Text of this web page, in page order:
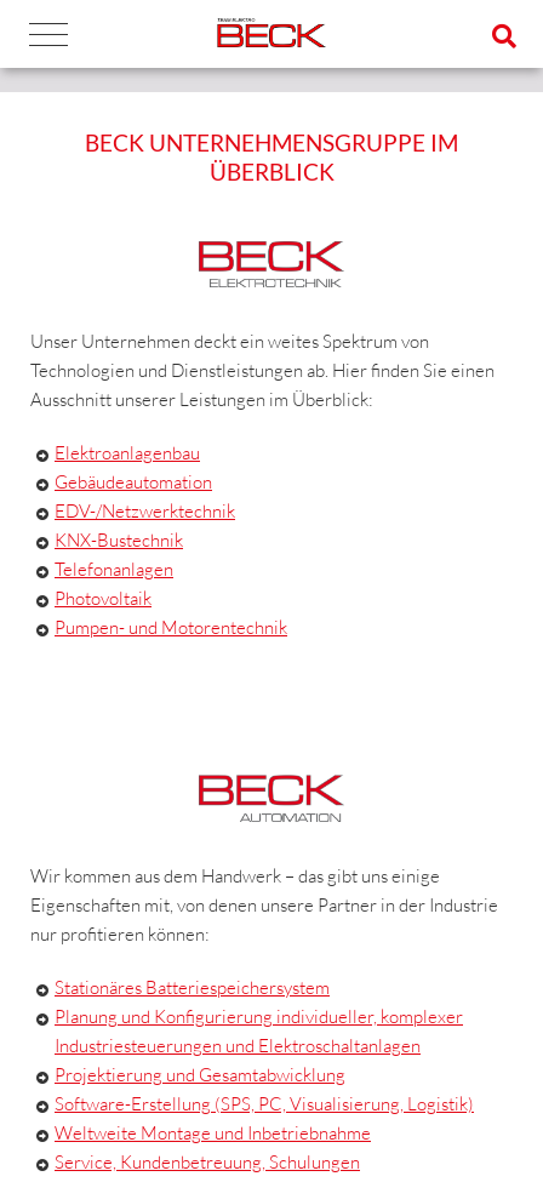
BECK UNTERNEHMENSGRUPPE IM
ÜBERBLICK
Unser Unternehmen deckt ein weites Spektrum von
Technologien und Dienstleistungen ab. Hier finden Sie einen
Ausschnitt unserer Leistungen im Überblick:
Elektroanlagenbau
Gebäudeautomation
EDV-/Netzwerktechnik
KNX-Bustechnik
Telefonanlagen
Photovoltaik
Pumpen- und Motorentechnik
Wir kommen aus dem Handwerk – das gibt uns einige
Eigenschaften mit, von denen unsere Partner in der Industrie
nur profitieren können:
Stationäres Batteriespeichersystem
Planung und Konfigurierung individueller, komplexer
Industriesteuerungen und Elektroschaltanlagen
Projektierung und Gesamtabwicklung
Software-Erstellung (SPS, PC, Visualisierung, Logistik)
Weltweite Montage und Inbetriebnahme
Service, Kundenbetreuung, Schulungen